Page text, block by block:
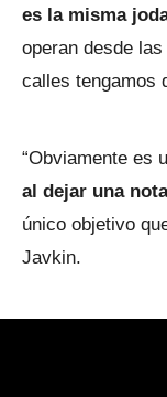
es la misma
operan desde
calles tengamos
“Obviamente es
al dejar una nota
único objetivo
Javkin.